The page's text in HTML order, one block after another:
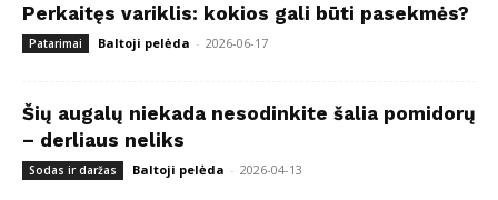
Perkaitęs variklis: kokios gali būti pasekmės?
Patarimai Baltoji pelėda - 2026-06-17
Šių augalų niekada nesodinkite šalia pomidorų
– derliaus neliks
Sodas ir daržas Baltoji pelėda - 2026-04-13